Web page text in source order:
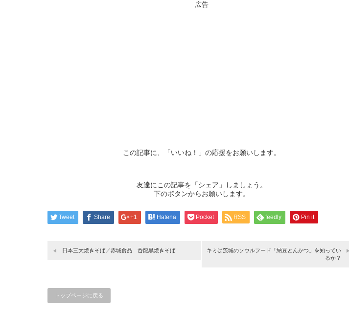
広告
この記事に、「いいね！」の応援をお願いします。
友達にこの記事を「シェア」しましょう。
下のボタンからお願いします。
Tweet Share +1 Hatena Pocket RSS feedly Pin it
日本三大焼きそば／赤城食品 呑龍黒焼きそば
キミは茨城のソウルフード「納豆とんかつ」を知ってい
るか？
トップページに戻る